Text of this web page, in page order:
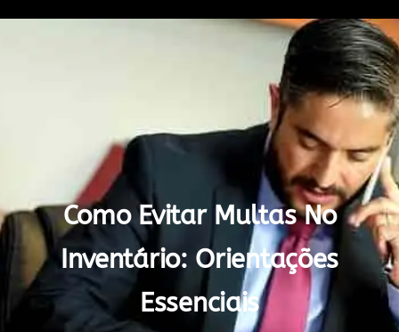
Como Evitar Multas No
Inventário: Orientações
Essenciais